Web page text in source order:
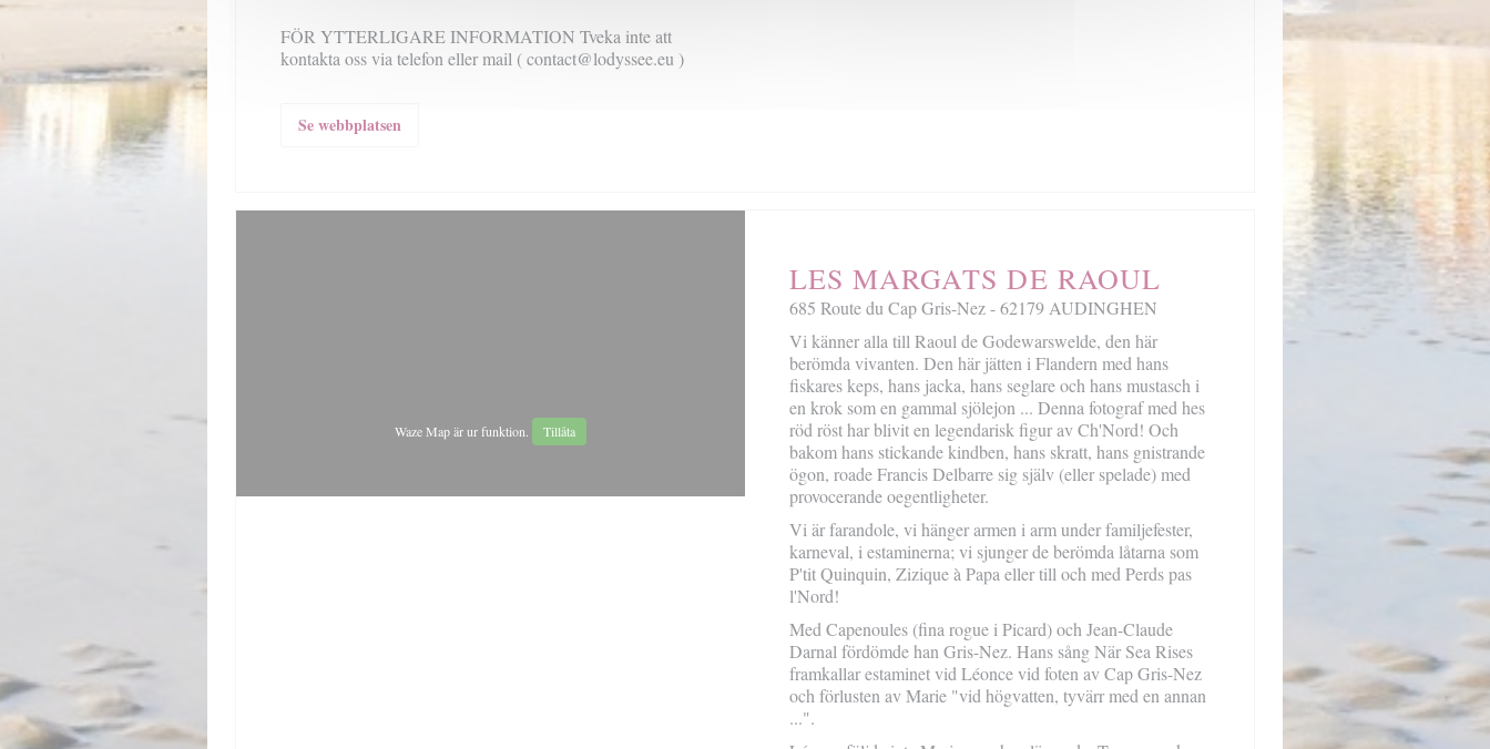
FÖR YTTERLIGARE INFORMATION Tveka inte att
kontakta oss via telefon eller mail (contact@lodyssee.eu )
Se webbplatsen
LES MARGATS DE RAOUL
685 Route du Cap Gris-Nez - 62179 AUDINGHEN
Vi känner alla till Raoul de Godewarswelde, den här
berömda vivanten. Den här jätten i Flandern med hans
fiskares keps, hans jacka, hans seglare och hans mustasch i
en krok som en gammal sjölejon ... Denna fotograf med hes
röd röst har blivit en legendarisk figur av Ch'Nord! Och
bakom hans stickande kindben, hans skratt, hans gnistrande
ögon, roade Francis Delbarre sig själv (eller spelade) med
provocerande oegentligheter.
Vi är farandole, vi hänger armen i arm under familjefester,
karneval, i estaminerna; vi sjunger de berömda låtarna som
P'tit Quinquin, Zizique à Papa eller till och med Perds pas
l'Nord!
Med Capenoules (fina rogue i Picard) och Jean-Claude
Darnal fördömde han Gris-Nez. Hans sång När Sea Rises
framkallar estaminet vid Léonce vid foten av Cap Gris-Nez
och förlusten av Marie "vid högvatten, tyvärr med en annan
...".
Waze Map är ur funktion. Tillåta